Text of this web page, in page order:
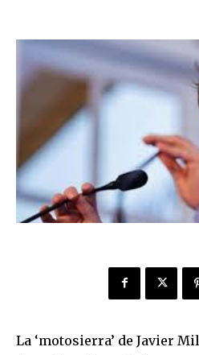
La ‘motosierra’ de Javier